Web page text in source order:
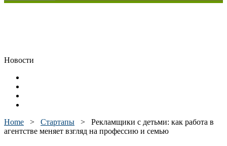
Новости
Home > Стартапы > Рекламщики с детьми: как работа в
агентстве меняет взгляд на профессию и семью